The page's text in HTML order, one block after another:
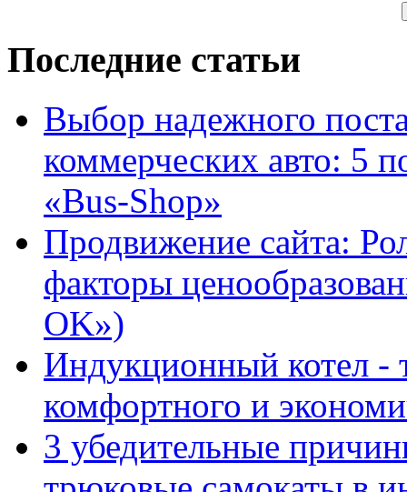
Последние статьи
Выбор надежного
коммерческих авто: 5
«Bus-Shop»
Продвижение сайта:
факторы
OK»)
Индукционный котел -
комфортного и
3 убедительные